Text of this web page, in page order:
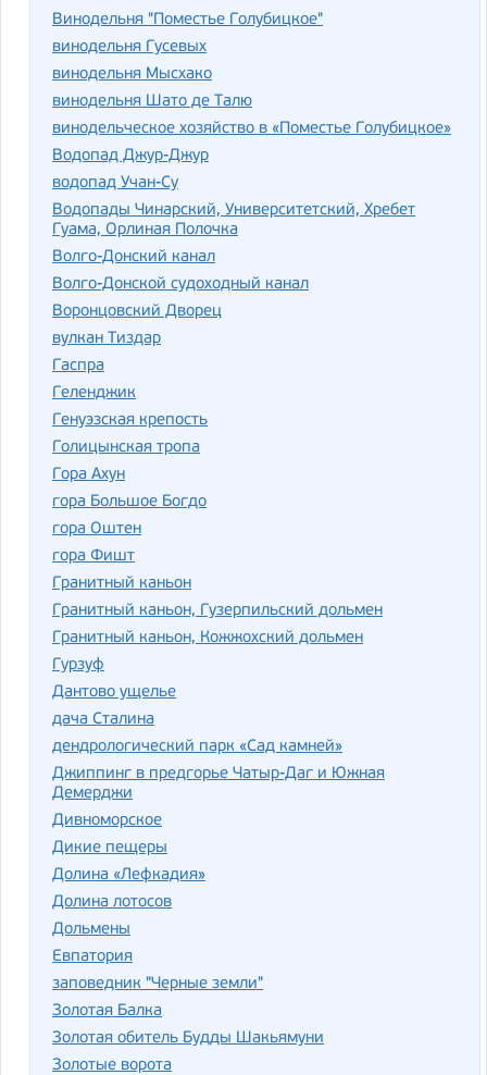
Винодельня "Поместье Голубицкое"
винодельня Гусевых
винодельня Мысхако
винодельня Шато де Талю
винодельческое хозяйство в «Поместье Голубицкое»
Водопад Джур-Джур
водопад Учан-Су
Водопады Чинарский, Университетский, Хребет
Гуама, Орлиная Полочка
Волго-Донский канал
Волго-Донской судоходный канал
Воронцовский Дворец
вулкан Тиздар
Гаспра
Геленджик
Генуэзская крепость
Голицынская тропа
Гора Ахун
гора Большое Богдо
гора Оштен
гора Фишт
Гранитный каньон
Гранитный каньон, Гузерпильский дольмен
Гранитный каньон, Кожжохский дольмен
Гурзуф
Дантово ущелье
дача Сталина
дендрологический парк «Сад камней»
Джиппинг в предгорье Чатыр-Даг и Южная
Демерджи
Дивноморское
Дикие пещеры
Долина «Лефкадия»
Долина лотосов
Дольмены
Евпатория
заповедник "Черные земли"
Золотая Балка
Золотая обитель Будды Шакьямуни
Золотые ворота